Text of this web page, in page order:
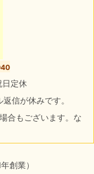
定休
信が休みです。
合もございます。な
創業）